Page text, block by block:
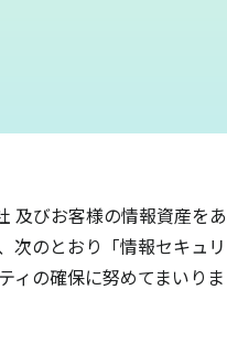
及びお客様の情報資産をあ
次のとおり「情報セキュリ
ィの確保に努めてまいりま